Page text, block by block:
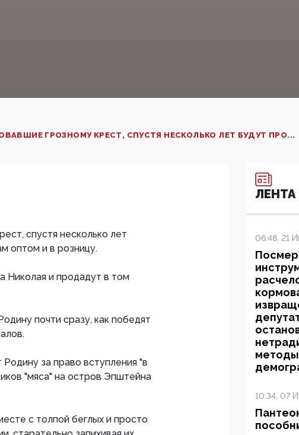
ГРОЗНОМУ КРЕСТ, СПУСТЯ НЕСКОЛЬКО ЛЕТ БУДУТ ПРО...
спустя несколько лет
оптом и в розницу.
Николая и продадут в том
почти сразу, как победят
за право вступления "в
"мяса" на остров Эпштейна
с толпой беглых и просто
06:48, 21
10:34, 07